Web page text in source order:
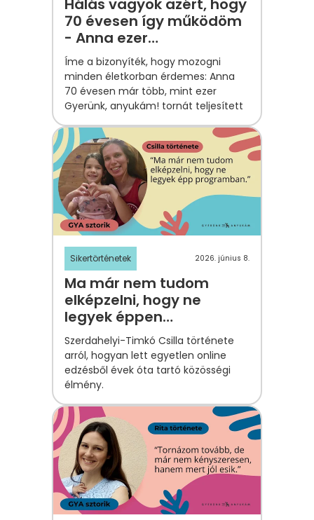
Hálás vagyok azért, hogy
70 évesen így működöm
- Anna ezer
tornapontjának
története
Íme a bizonyíték, hogy mozogni
minden életkorban érdemes: Anna
70 évesen már több, mint ezer
Gyerünk, anyukám! tornát teljesített
Sikertörténetek 2026. június 8.
Ma már nem tudom
elképzelni, hogy ne
legyek éppen
programban –
Szerdahelyi-Timkó Csilla
története
Szerdahelyi-Timkó Csilla története
arról, hogyan lett egyetlen online
edzésből évek óta tartó közösségi
élmény.